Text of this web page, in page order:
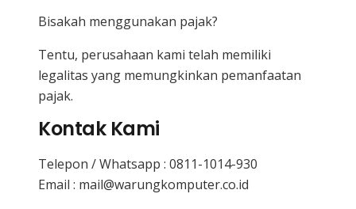
Bisakah menggunakan pajak?
Tentu, perusahaan kami telah memiliki
legalitas yang memungkinkan pemanfaatan
pajak.
Kontak Kami
Telepon / Whatsapp : 0811-1014-930
Email : mail@warungkomputer.co.id